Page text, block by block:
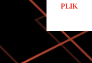
PLIK